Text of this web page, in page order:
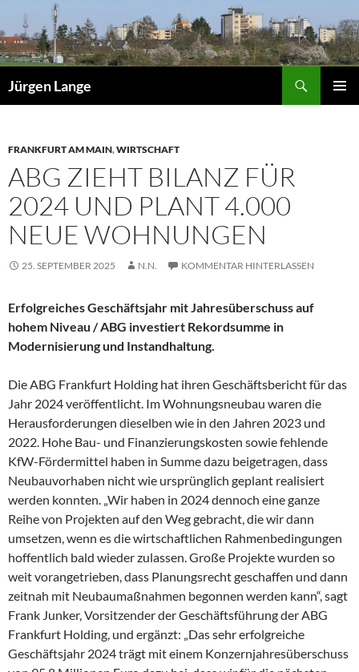
Inhalt
springen
Jürgen Lange
FRANKFURT AM MAIN,WIRTSCHAFT
ABG ZIEHT BILANZ FÜR
2024 UND PLANT 4.000
NEUE WOHNUNGEN
25. SEPTEMBER 2025 N.N. KOMMENTAR HINTERLASSEN
Erfolgreiches Geschäftsjahr mit Jahresüberschuss auf
hohem Niveau / ABG investiert Rekordsumme in
Modernisierung und Instandhaltung.
Die ABG Frankfurt Holding hat ihren Geschäftsbericht für das
Jahr 2024 veröffentlicht. Im Wohnungsneubau waren die
Herausforderungen dieselben wie in den Jahren 2023 und
2022. Hohe Bau- und Finanzierungskosten sowie fehlende
KfW-Fördermittel haben in Summe dazu beigetragen, dass
Neubauvorhaben nicht wie ursprünglich geplant realisiert
werden konnten. „Wir haben in 2024 dennoch eine ganze
Reihe von Projekten auf den Weg gebracht, die wir dann
umsetzen, wenn es die wirtschaftlichen Rahmenbedingungen
hoffentlich bald wieder zulassen. Große Projekte wurden so
weit vorangetrieben, dass Planungsrecht geschaffen und dann
zeitnah mit Neubaumaßnahmen begonnen werden kann“, sagt
Frank Junker, Vorsitzender der Geschäftsführung der ABG
Frankfurt Holding, und ergänzt: „Das sehr erfolgreiche
Geschäftsjahr 2024 trägt mit einem Konzernjahresüberschuss